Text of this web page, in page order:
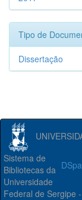
Tipo de
Dissertação
Sistema de
Bibliotecas da
Universidade
Federal de Sergipe